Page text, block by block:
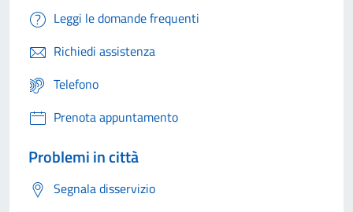
Leggi le domande frequenti
Richiedi assistenza
Telefono
Prenota appuntamento
Problemi in città
Segnala disservizio